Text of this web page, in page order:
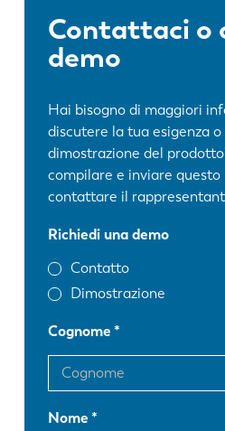
Contattaci o
demo
Hai bisogno di maggiori
discutere la tua esigenza
dimostrazione del
compilare e inviare questo
contattare il
Richiedi una demo
Contatto
Dimostrazione
Cognome
Nome